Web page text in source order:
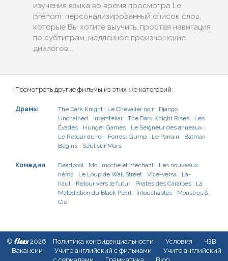
изучения языка во время просмотра Le
prénom: персонализированный список слов,
которые Вы хотите выучить, простая навигация
по субтитрам, медленное произношение
диалогов...
Посмотреть другие фильмы из этих же категорий:
Драмы The Dark Knight : Le Chevalier noir
Django
Unchained
Interstellar The Dark Knight Rises
Les
Évadés
Hunger Games
Le Seigneur des anneaux :
Le Retour du roi
Forrest Gump Le Parrain
Batman
Begins
Seul sur Mars
Комедии Deadpool Moi, moche et méchant
Les nouveaux
héros
Le Loup de Wall Street Vice-versa
Là-
haut
Retour vers le futur
Pirates des Caraïbes : La
Malédiction du Black Pearl
Intouchables
Monstres &
Cie
© fleex2026 Политика конфиденциальности Условия
ЧЗВ
Вакансии
Учите английский с фильмами
Учите английский